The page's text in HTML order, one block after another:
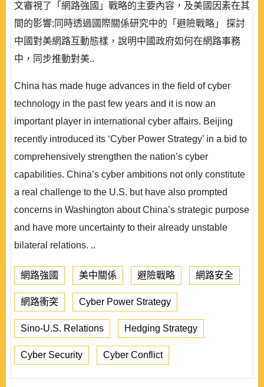
文審視了「網路強國」戰略的主要內容，及美國因素在其
間的影響;同時透過國際關係研究中的「避險戰略」 探討
中國對美網路互動態樣，說明中國政府如何在網路事務
中，同步推動對美..
China has made huge advances in the field of cyber
technology in the past few years and it is now an
important player in international cyber affairs. Beijing
recently introduced its ‘Cyber Power Strategy’ in a bid to
comprehensively strengthen the nation’s cyber
capabilities. China’s cyber ambitions not only constitute
a real challenge to the U.S. but have also prompted
concerns in Washington about China’s strategic purpose
and have more uncertainty to their already unstable
bilateral relations. ..
網路強國 美中關係 避險戰略 網路安全
網路衝突 Cyber Power Strategy
Sino-U.S. Relations Hedging Strategy
Cyber Security Cyber Conflict